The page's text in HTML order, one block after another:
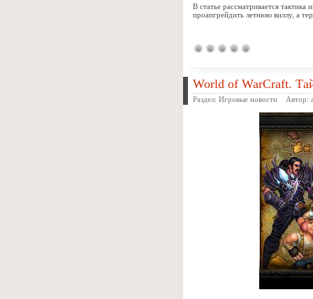
В статье рассматривается
проапгрейдить летнюю виллу, а
World of WarCraft.
Раздел: Игровые новости Автор: